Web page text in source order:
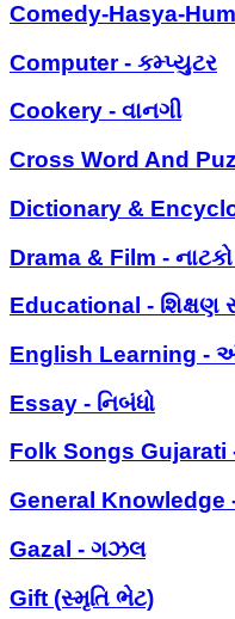
Comedy-Hasya-
Computer - કમ્પ્યુટર
Cookery - વાનગી
Cross Word And
Dictionary &
Drama & Film -
Educational - શિક્ષણ
English Learning -
Essay - નિબંધો
Folk Songs Gujarati
General Knowledge
Gazal - ગઝલ
Gift (સ્મૃતિ ભેટ)